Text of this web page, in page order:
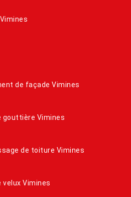
de façade Vimines
gouttière Vimines
de toiture Vimines
velux Vimines